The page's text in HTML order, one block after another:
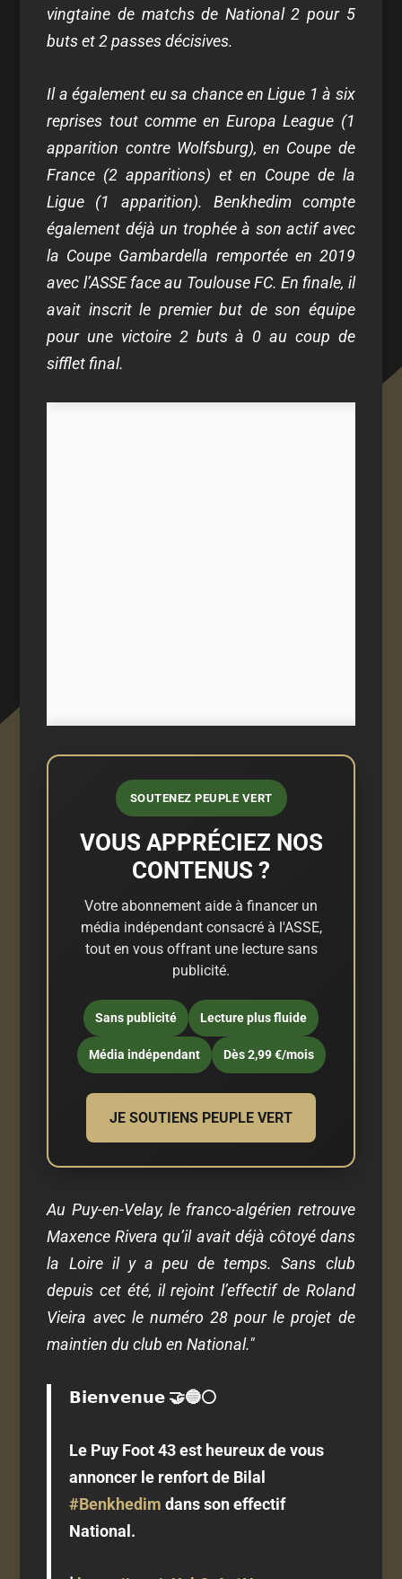
vingtaine de matchs de National 2 pour 5
buts et 2 passes décisives.
Il a également eu sa chance en Ligue 1 à six
reprises tout comme en Europa League (1
apparition contre Wolfsburg), en Coupe de
France (2 apparitions) et en Coupe de la
Ligue (1 apparition). Benkhedim compte
également déjà un trophée à son actif avec
la Coupe Gambardella remportée en 2019
avec l’ASSE face au Toulouse FC. En finale, il
avait inscrit le premier but de son équipe
pour une victoire 2 buts à 0 au coup de
sifflet final.
SOUTENEZ PEUPLE VERT
VOUS APPRÉCIEZ NOS
CONTENUS ?
Votre abonnement aide à financer un
média indépendant consacré à l'ASSE,
tout en vous offrant une lecture sans
publicité.
Sans publicité Lecture plus fluide
Média indépendant Dès 2,99 €/mois
JE SOUTIENS PEUPLE VERT
Au Puy-en-Velay, le franco-algérien retrouve
Maxence Rivera qu’il avait déjà côtoyé dans
la Loire il y a peu de temps. Sans club
depuis cet été, il rejoint l’effectif de Roland
Vieira avec le numéro 28 pour le projet de
maintien du club en National."
𝗕𝗶𝗲𝗻𝘃𝗲𝗻𝘂𝗲 🤝🔵⚪
Le Puy Foot 43 est heureux de vous
annoncer le renfort de Bilal
#Benkhedim dans son effectif
National.